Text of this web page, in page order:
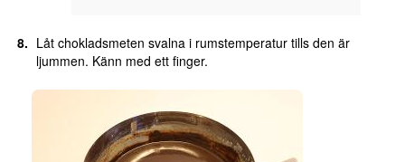
Låt chokladsmeten svalna i rumstemperatur tills den är
ljummen. Känn med ett finger.